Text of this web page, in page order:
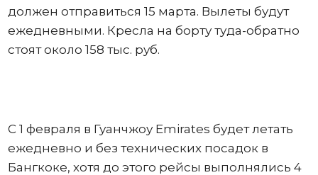
должен отправиться 15 марта. Вылеты будут
ежедневными. Кресла на борту туда-обратно
стоят около 158 тыс. руб.
С 1 февраля в Гуанчжоу Emirates будет летать
ежедневно и без технических посадок в
Бангкоке, хотя до этого рейсы выполнялись 4